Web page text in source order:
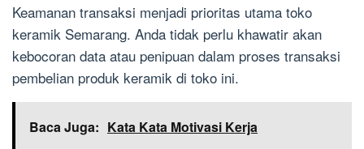
Keamanan transaksi menjadi prioritas utama toko
keramik Semarang. Anda tidak perlu khawatir akan
kebocoran data atau penipuan dalam proses transaksi
pembelian produk keramik di toko ini.
Baca Juga: Kata Kata Motivasi Kerja